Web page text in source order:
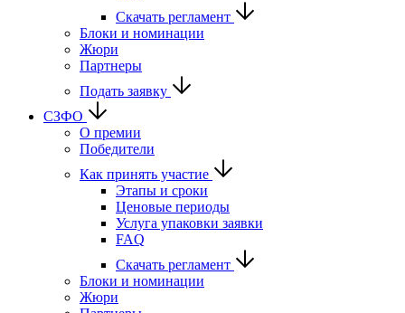
Скачать регламент
Блоки и номинации
Жюри
Партнеры
Подать заявку
СЗФО
О премии
Победители
Как принять участие
Этапы и сроки
Ценовые периоды
Услуга упаковки заявки
FAQ
Скачать регламент
Блоки и номинации
Жюри